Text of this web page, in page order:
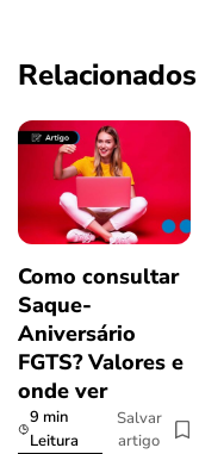
Relacionados
Como consultar
Saque-
Aniversário
FGTS? Valores e
onde ver
9 min
Leitura
Salvar
artigo